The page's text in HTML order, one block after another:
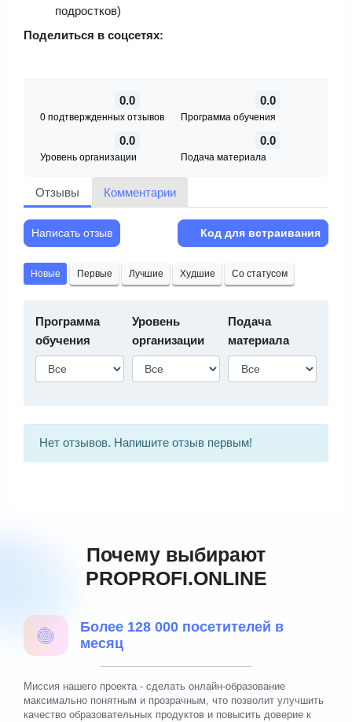
подростков)
Поделиться в соцсетях:
0.0
0 подтвержденных отзывов
0.0
Программа обучения
0.0
Уровень организации
0.0
Подача материала
Отзывы Комментарии
Написать отзыв Код для встраивания
Новые Первые Лучшие Худшие Со статусом
Программа
обучения
Уровень
организации
Подача
материала
Нет отзывов. Напишите отзыв первым!
Почему выбирают
PROPROFI.ONLINE
Более 128 000 посетителей в
месяц
Миссия нашего проекта - сделать онлайн-образование
максимально понятным и прозрачным, что позволит улучшить
качество образовательных продуктов и повысить доверие к